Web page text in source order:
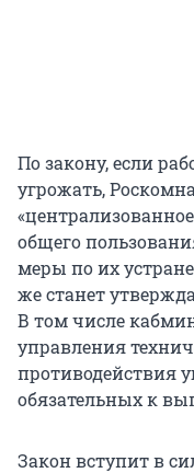
По закону, если
угрожать,
общего
меры по их
же станет
В том числе
управления
противодействия
обязательных к
Закон вступит в